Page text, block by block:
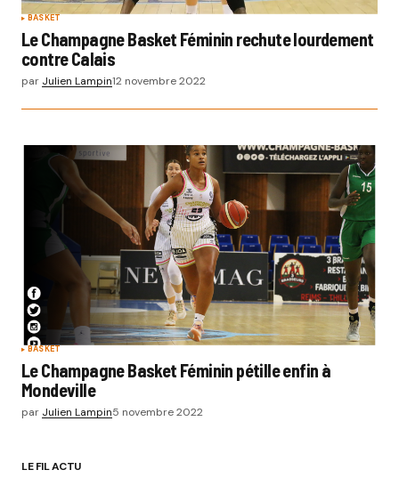
BASKET
Le Champagne Basket Féminin rechute lourdement
contre Calais
par Julien Lampin12 novembre 2022
BASKET
Le Champagne Basket Féminin pétille enfin à
Mondeville
par Julien Lampin5 novembre 2022
LE FIL ACTU